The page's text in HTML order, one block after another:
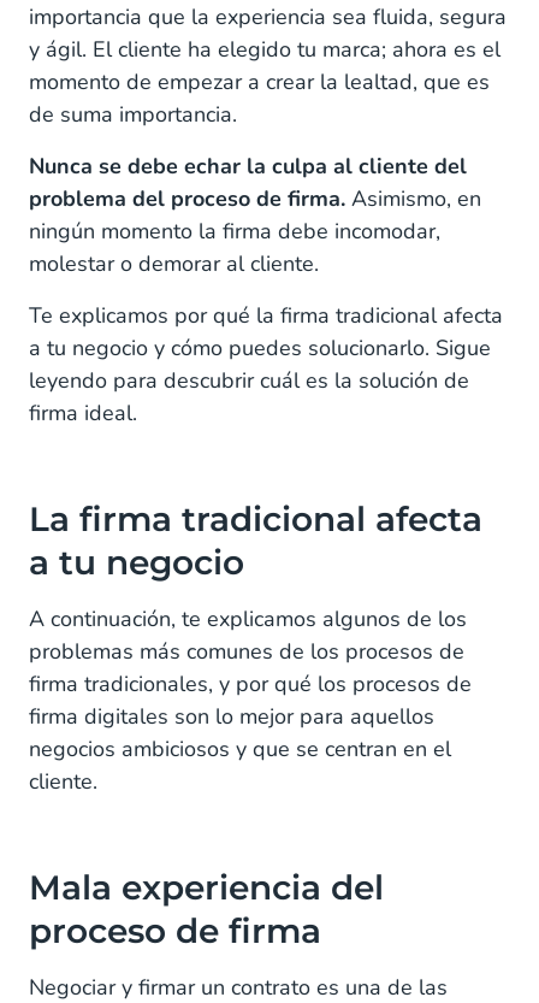
importancia que la experiencia sea fluida, segura
y ágil. El cliente ha elegido tu marca; ahora es el
momento de empezar a crear la lealtad, que es
de suma importancia.
Nunca se debe echar la culpa al cliente del
problema del proceso de firma. Asimismo, en
ningún momento la firma debe incomodar,
molestar o demorar al cliente.
Te explicamos por qué la firma tradicional afecta
a tu negocio y cómo puedes solucionarlo. Sigue
leyendo para descubrir cuál es la solución de
firma ideal.
La firma tradicional afecta
a tu negocio
A continuación, te explicamos algunos de los
problemas más comunes de los procesos de
firma tradicionales, y por qué los procesos de
firma digitales son lo mejor para aquellos
negocios ambiciosos y que se centran en el
cliente.
Mala experiencia del
proceso de firma
Negociar y firmar un contrato es una de las